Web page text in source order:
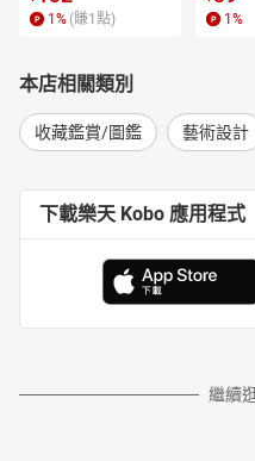
1 % (賺1 點) 1 %
本店相關類別
收藏鑑賞/圖鑑 藝術設計
下載樂天 Kobo 應用程式
繼續